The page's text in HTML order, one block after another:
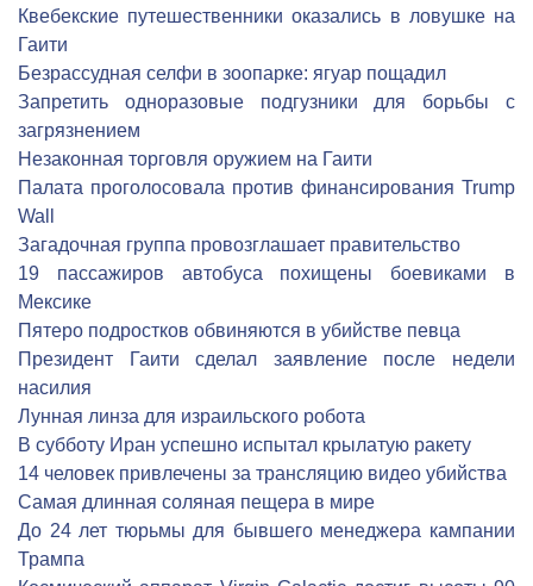
Квебекские путешественники оказались в ловушке на
Гаити
Безрассудная селфи в зоопарке: ягуар пощадил
Запретить одноразовые подгузники для борьбы с
загрязнением
Незаконная торговля оружием на Гаити
Палата проголосовала против финансирования Trump
Wall
Загадочная группа провозглашает правительство
19 пассажиров автобуса похищены боевиками в
Мексике
Пятеро подростков обвиняются в убийстве певца
Президент Гаити сделал заявление после недели
насилия
Лунная линза для израильского робота
В субботу Иран успешно испытал крылатую ракету
14 человек привлечены за трансляцию видео убийства
Самая длинная соляная пещера в мире
До 24 лет тюрьмы для бывшего менеджера кампании
Трампа